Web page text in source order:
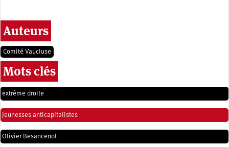
Auteurs
Comité Vaucluse
Mots clés
extrême droite
Jeunesses anticapitalistes
Olivier Besancenot